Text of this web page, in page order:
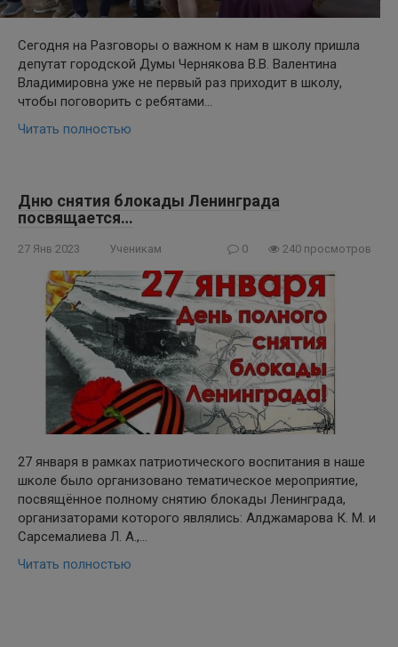
Сегодня на Разговоры о важном к нам в школу пришла
депутат городской Думы Чернякова В.В. Валентина
Владимировна уже не первый раз приходит в школу,
чтобы поговорить с ребятами…
Читать полностью
Дню снятия блокады Ленинграда
посвящается…
27 Янв 2023 Ученикам 0 240 просмотров
27 января в рамках патриотического воспитания в наше
школе было организовано тематическое мероприятие,
посвящённое полному снятию блокады Ленинграда,
организаторами которого являлись: Алджамарова К. М. и
Сарсемалиева Л. А.,…
Читать полностью